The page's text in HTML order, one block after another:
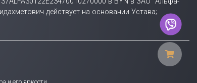
действует на основании Устава;